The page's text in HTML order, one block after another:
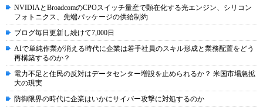
NVIDIAとBroadcomのCPOスイッチ量産で顕在化する光エンジン、シリコン
フォトニクス、先端パッケージの供給制約
ブログ毎日更新し続けて7,000日
AIで単純作業が消える時代に企業は若手社員のスキル形成と業務配置をどう
再構築するのか？
電力不足と住民の反対はデータセンター増設を止められるか？ 米国市場急拡
大の現実
防御限界の時代に企業はいかにサイバー攻撃に対処するのか